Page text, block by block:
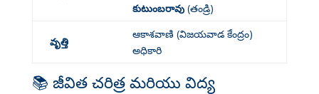
కుటుంబరావు(తండ్రి)
వృత్తి
ఆకాశవాణి (విజయవాడ కేంద్రం)
అధికారి
📚 జీవిత చరిత్ర మరియు విద్య